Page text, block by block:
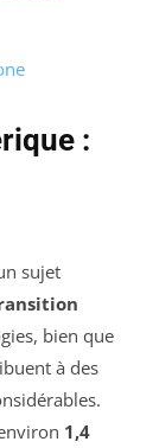
:
sujet
bien que
à des
1,4